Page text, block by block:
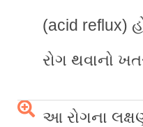
(acid reflux)
રોગ થવાનો
આ રોગના